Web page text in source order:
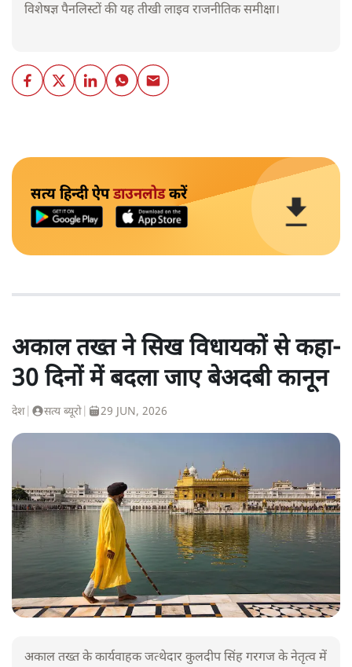
विशेषज्ञ पैनलिस्टों की यह तीखी लाइव राजनीतिक समीक्षा।
सत्य हिन्दी ऐपडाउनलोडकरें
अकाल तख्त ने सिख विधायकों से कहा-
30 दिनों में बदला जाए बेअदबी कानून
देश सत्य ब्यूरो 29 JUN, 2026
अकाल तख्त के कार्यवाहक जत्थेदार कुलदीप सिंह गरगज के नेतृत्व में